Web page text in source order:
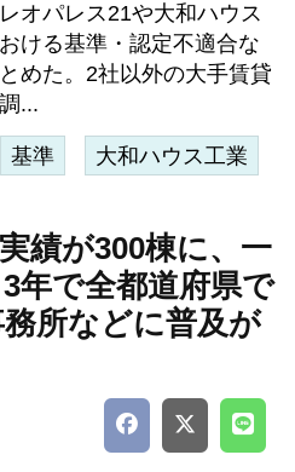
オパレス21や大和ハウス
ける基準・認定不適合な
めた。2社以外の大手賃貸
...
基準 大和ハウス工業
績が300棟に、一
年で全都道府県で
所などに普及が